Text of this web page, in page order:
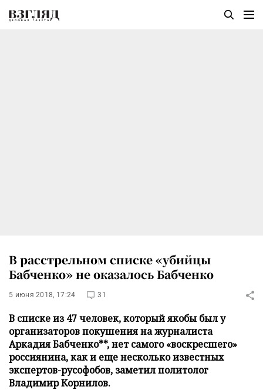
В расстрельном списке «убийцы
Бабченко» не оказалось Бабченко
5 июня 2018, 17:24 31
В списке из 47 человек, который якобы был у
организаторов покушения на журналиста
Аркадия Бабченко**, нет самого «воскресшего»
россиянина, как и еще несколько известных
экспертов-русофобов, заметил политолог
Владимир Корнилов.